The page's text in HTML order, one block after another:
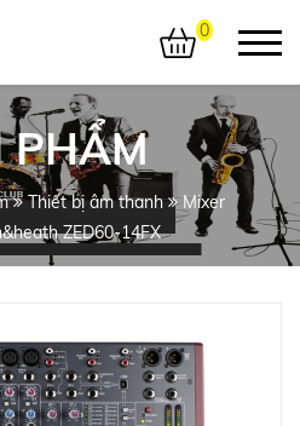
0
PHẨM
Thiết bị âm thanh
Mixer
ZED60-14FX